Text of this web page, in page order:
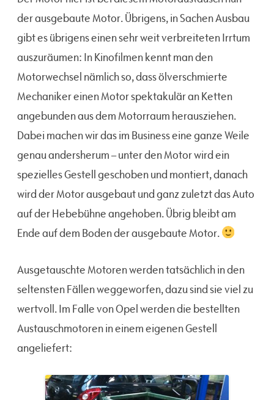
der ausgebaute Motor. Übrigens, in Sachen Ausbau
gibt es übrigens einen sehr weit verbreiteten Irrtum
auszuräumen: In Kinofilmen kennt man den
Motorwechsel nämlich so, dass ölverschmierte
Mechaniker einen Motor spektakulär an Ketten
angebunden aus dem Motorraum herausziehen.
Dabei machen wir das im Business eine ganze Weile
genau andersherum – unter den Motor wird ein
spezielles Gestell geschoben und montiert, danach
wird der Motor ausgebaut und ganz zuletzt das Auto
auf der Hebebühne angehoben. Übrig bleibt am
Ende auf dem Boden der ausgebaute Motor.
Ausgetauschte Motoren werden tatsächlich in den
seltensten Fällen weggeworfen, dazu sind sie viel zu
wertvoll. Im Falle von Opel werden die bestellten
Austauschmotoren in einem eigenen Gestell
angeliefert: